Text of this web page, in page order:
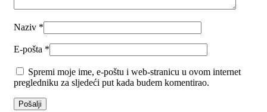
Naziv *
E-pošta *
Spremi moje ime, e-poštu i web-stranicu u ovom internet
pregledniku za sljedeći put kada budem komentirao.